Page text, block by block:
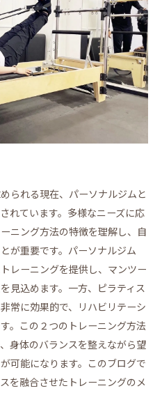
られる現在、パーソナルジムと
れています。多様なニーズに応
ニング方法の特徴を理解し、自
が重要です。パーソナルジム
レーニングを提供し、マンツー
見込めます。一方、ピラティス
常に効果的で、リハビリテーシ
。この２つのトレーニング方法
身体のバランスを整えながら望
可能になります。このブログで
を融合させたトレーニングのメ